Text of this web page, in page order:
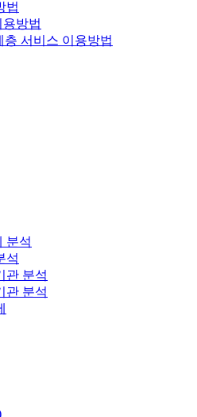
법
방법
층 서비스 이용방법
분석
석
관 분석
관 분석